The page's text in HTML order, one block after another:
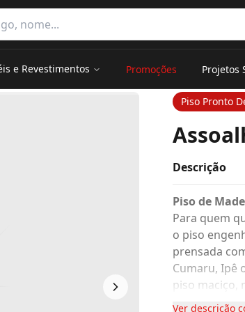
categorias
e Revestimentos Promoções Projetos
Piso Pronto
Descrição
Piso de
Para quem
o piso
prensada
Cumaru, Ipê
piso maciço,
temperatura.
Ver descrição